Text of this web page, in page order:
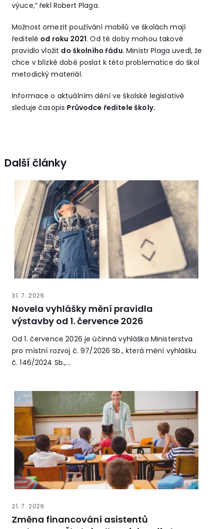
výuce,“ řekl Robert Plaga.
Možnost omezit používání mobilů ve školách mají
ředitelé od roku 2021. Od té doby mohou takové
pravidlo vložit do školního řádu. Ministr Plaga uvedl, že
chce v blízké době poslat k této problematice do škol
metodický materiál.
Informace o aktuálním dění ve školské legislativě
sleduje časopis Průvodce ředitele školy.
Další články
31. 7. 2026
Novela vyhlášky mění pravidla
výstavby od 1. července 2026
Od 1. července 2026 je účinná vyhláška Ministerstva
pro místní rozvoj č. 97/2026 Sb., která mění vyhlášku
č. 146/2024 Sb.,...
21. 7. 2026
Změna financování asistentů